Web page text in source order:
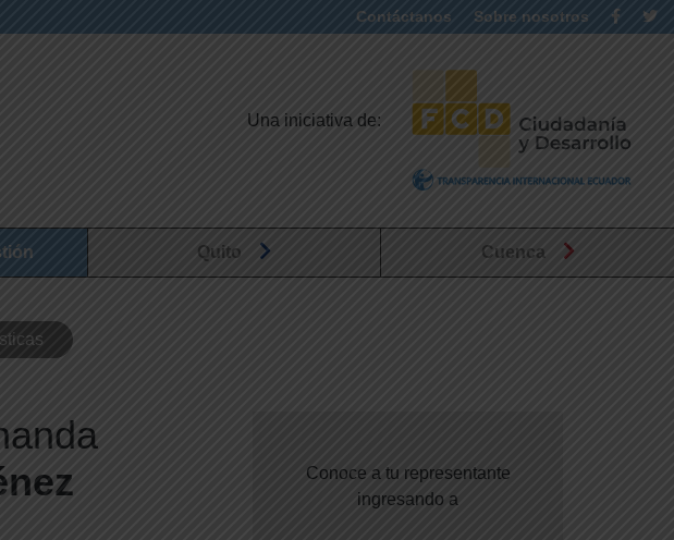
Contáctanos Sobre nosotros
Una iniciativa de:
Quito Cuenca
Conoce a tu representante
ingresando a